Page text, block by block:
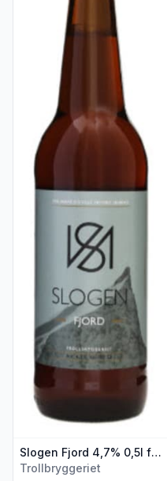
Slogen Fjord 4,7% 0,5l flaske
Trollbryggeriet